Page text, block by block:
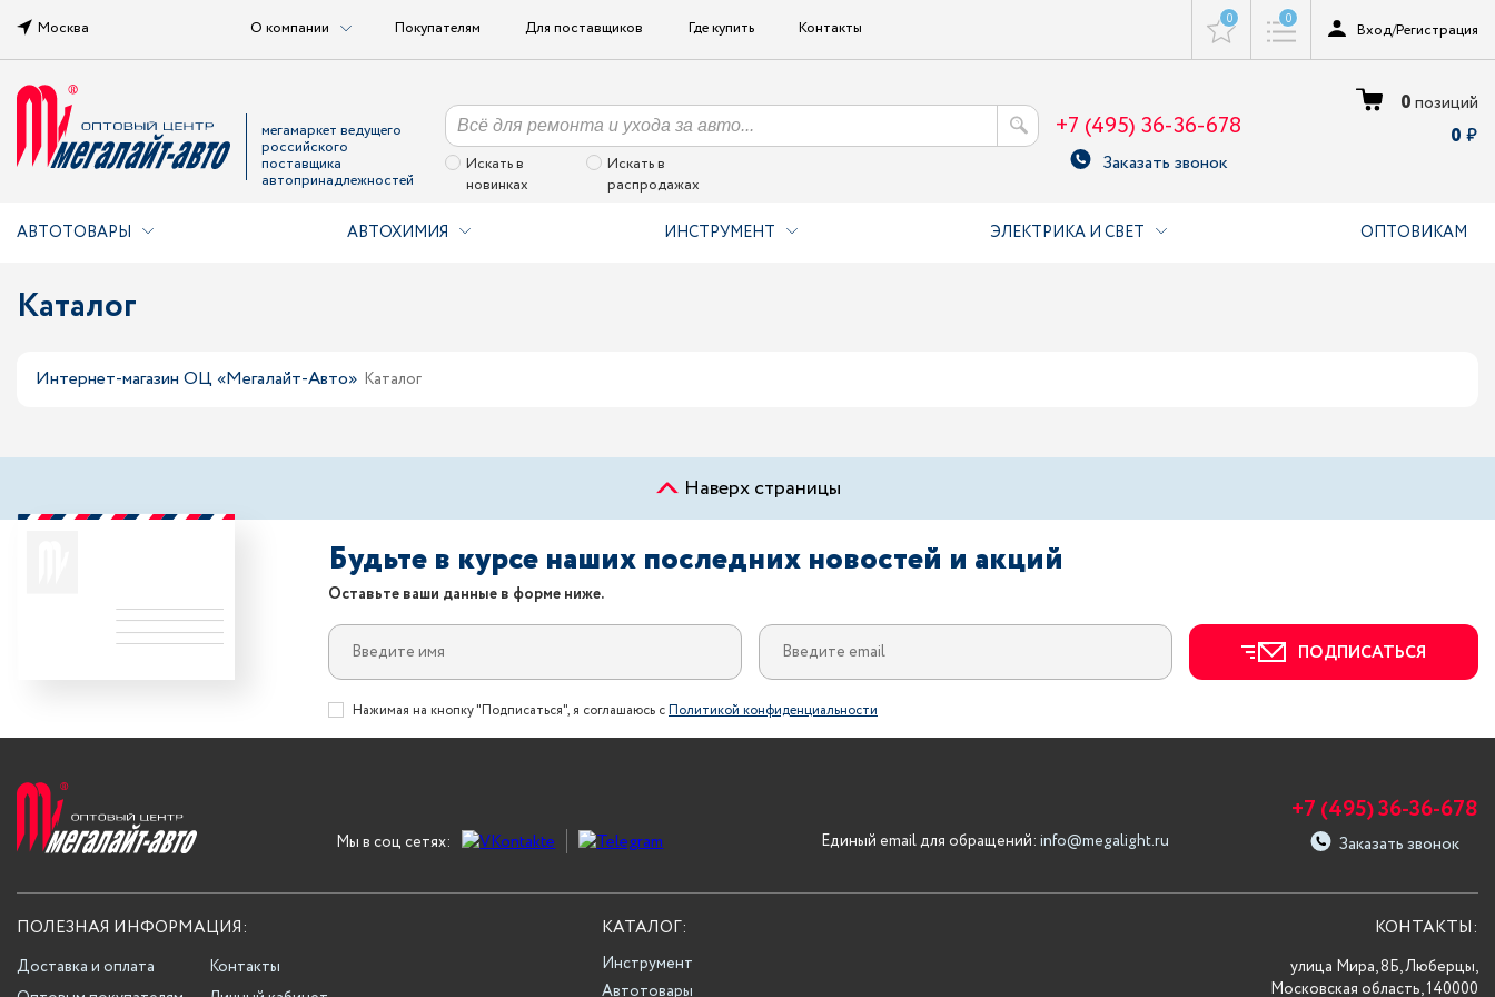
Москва О компании Покупателям Для поставщиков Где купить Контакты 0 0
Вход/Регистрация
мегамаркет ведущего
российского
поставщика
автопринадлежностей
Искать в
новинках
Искать в
распродажах
+7 (495) 36-36-678
Заказать звонок
0позиций
0
АВТОТОВАРЫ АВТОХИМИЯ ИНСТРУМЕНТ ЭЛЕКТРИКА И СВЕТ ОПТОВИКАМ
Каталог
Интернет-магазин ОЦ «Мегалайт-Авто» Каталог
Наверх страницы
Будьте в курсе наших последних новостей и акций
Оставьте ваши данные в форме ниже.
ПОДПИСАТЬСЯ
Нажимая на кнопку "Подписаться", я соглашаюсь сПолитикой конфиденциальности
Мы в соц сетях: Единый email для обращений: info@megalight.ru
+7 (495) 36-36-678
Заказать звонок
ПОЛЕЗНАЯ ИНФОРМАЦИЯ:
Доставка и оплата
Контакты
КАТАЛОГ:
Инструмент
Автотовары
КОНТАКТЫ:
улица Мира, 8Б, Люберцы,
Московская область, 140000